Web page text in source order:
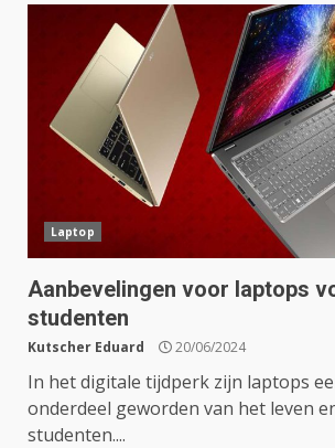
Laptop
Aanbevelingen voor laptops
studenten
Kutscher Eduard 20/06/2024
In het digitale tijdperk zijn laptops
onderdeel geworden van het leven
studenten....